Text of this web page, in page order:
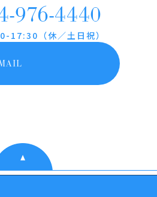
976-4440
17:30（休／土日祝）